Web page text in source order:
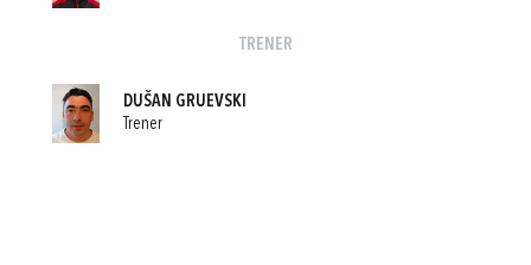
TRENER
DUŠAN GRUEVSKI
Trener